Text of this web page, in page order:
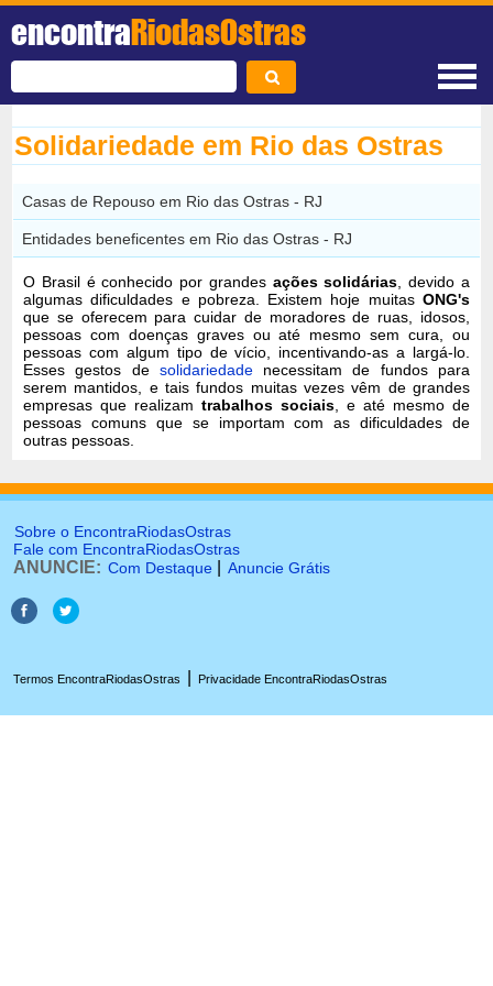
encontraRiodasOstras
Solidariedade em Rio das Ostras
Casas de Repouso em Rio das Ostras - RJ
Entidades beneficentes em Rio das Ostras - RJ
O Brasil é conhecido por grandes ações solidárias , devido a
algumas dificuldades e pobreza. Existem hoje muitas ONG's
que se oferecem para cuidar de moradores de ruas, idosos,
pessoas com doenças graves ou até mesmo sem cura, ou
pessoas com algum tipo de vício, incentivando-as a largá-lo.
Esses gestos de solidariedadenecessitam de fundos para
serem mantidos, e tais fundos muitas vezes vêm de grandes
empresas que realizamtrabalhos sociais , e até mesmo de
pessoas comuns que se importam com as dificuldades de
outras pessoas.
Sobre o EncontraRiodasOstras
Fale com EncontraRiodasOstras
ANUNCIE: Com Destaque Anuncie Grátis
Termos EncontraRiodasOstras Privacidade EncontraRiodasOstras